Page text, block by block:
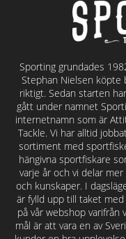
Sporting grundades
Stephan Nielsen köpte
riktigt. Sedan starten
gått under namnet
internetnamn som är
Tackle. Vi har alltid
sortiment med
hängivna sportfiskare
varje år och vi delar
och kunskaper. I
är fylld upp till taket
på vår webshop
mål är att vara en av